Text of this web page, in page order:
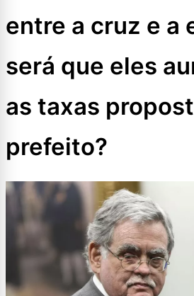
entre a cruz e a
será que eles
as taxas
prefeito?